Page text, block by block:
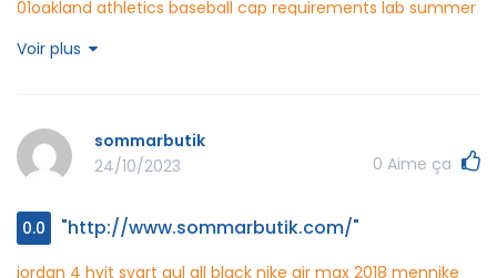
01oakland athletics baseball cap requirements lab summer
boston red sox trucker hats game
Voir plus
sommarbutik
24/10/2023
0 Aime ça
0.0 "http://www.sommarbutik.com/"
jordan 4 hvit svart gul all black nike air max 2018 mennike